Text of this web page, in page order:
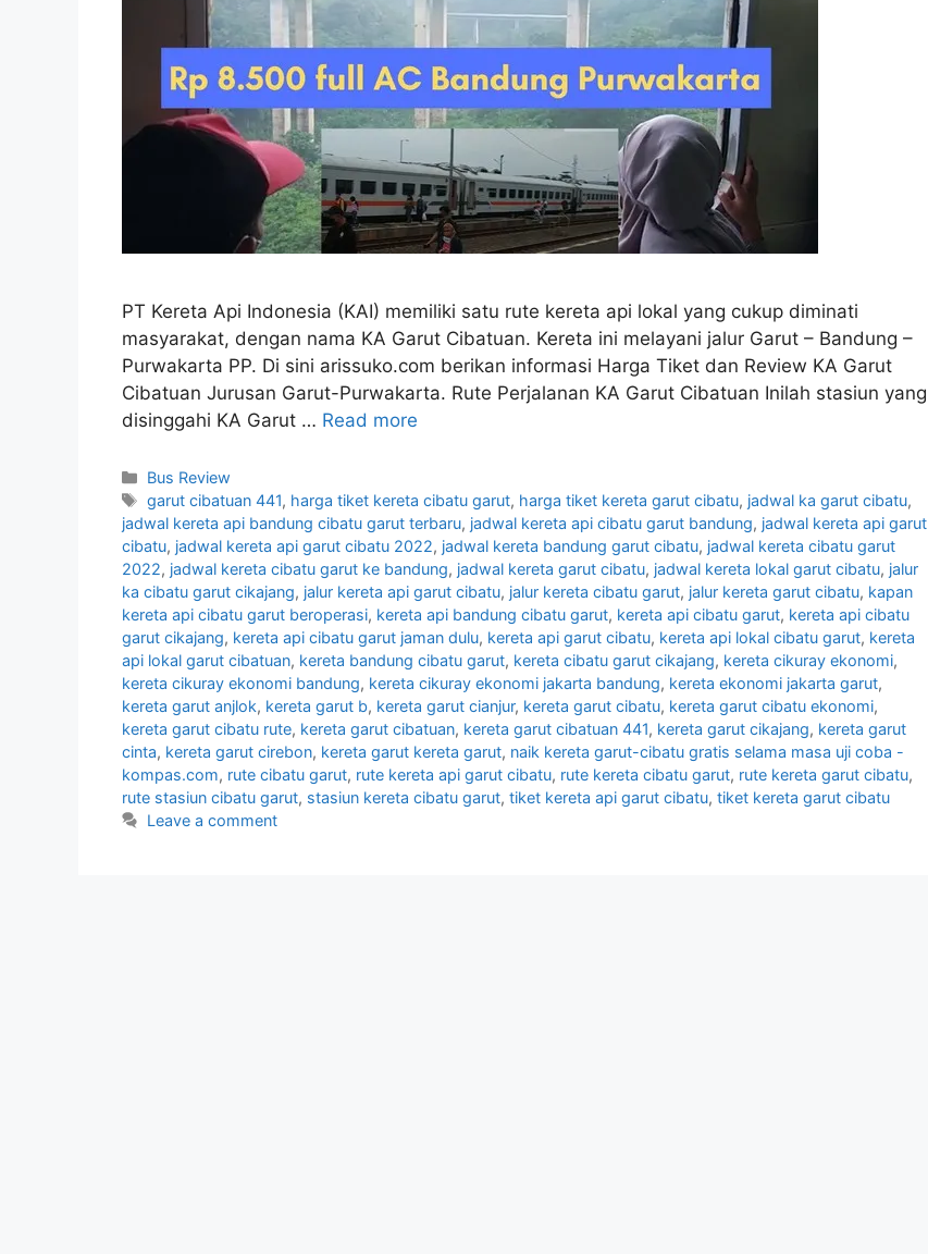
PT Kereta Api Indonesia (KAI) memiliki satu rute kereta api lokal yang cukup diminati
masyarakat, dengan nama KA Garut Cibatuan. Kereta ini melayani jalur Garut – Bandung –
Purwakarta PP. Di sini arissuko.com berikan informasi Harga Tiket dan Review KA Garut
Cibatuan Jurusan Garut-Purwakarta. Rute Perjalanan KA Garut Cibatuan Inilah stasiun yang
disinggahi KA Garut … Read more
Categories
Bus Review
Tags
garut cibatuan 441, harga tiket kereta cibatu garut, harga tiket kereta garut cibatu, jadwal ka garut cibatu,
jadwal kereta api bandung cibatu garut terbaru, jadwal kereta api cibatu garut bandung, jadwal kereta api garut
cibatu, jadwal kereta api garut cibatu 2022, jadwal kereta bandung garut cibatu, jadwal kereta cibatu garut
2022, jadwal kereta cibatu garut ke bandung, jadwal kereta garut cibatu, jadwal kereta lokal garut cibatu, jalur
ka cibatu garut cikajang, jalur kereta api garut cibatu, jalur kereta cibatu garut, jalur kereta garut cibatu, kapan
kereta api cibatu garut beroperasi, kereta api bandung cibatu garut, kereta api cibatu garut, kereta api cibatu
garut cikajang, kereta api cibatu garut jaman dulu, kereta api garut cibatu, kereta api lokal cibatu garut, kereta
api lokal garut cibatuan, kereta bandung cibatu garut, kereta cibatu garut cikajang, kereta cikuray ekonomi,
kereta cikuray ekonomi bandung, kereta cikuray ekonomi jakarta bandung, kereta ekonomi jakarta garut,
kereta garut anjlok, kereta garut b, kereta garut cianjur, kereta garut cibatu, kereta garut cibatu ekonomi,
kereta garut cibatu rute, kereta garut cibatuan, kereta garut cibatuan 441, kereta garut cikajang, kereta garut
cinta, kereta garut cirebon, kereta garut kereta garut, naik kereta garut-cibatu gratis selama masa uji coba -
kompas.com, rute cibatu garut, rute kereta api garut cibatu, rute kereta cibatu garut, rute kereta garut cibatu,
rute stasiun cibatu garut, stasiun kereta cibatu garut, tiket kereta api garut cibatu, tiket kereta garut cibatu
Leave a comment